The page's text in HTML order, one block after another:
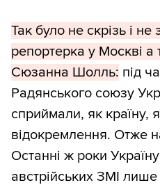
Так було не скрізь і
репортерка у Москві
Сюзанна Шолль: під
Радянського союзу
сприймали, як країну,
відокремлення. Отже
Останні ж роки
австрійських ЗМІ лише